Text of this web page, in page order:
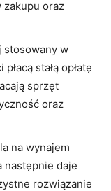
zakupu oraz
stosowany w
stałą opłatę
sprzęt
oraz
na wynajem
następnie daje⁤
rozwiązanie⁣